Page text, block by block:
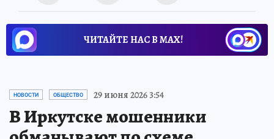
ЧИТАЙТЕ НАС В МАХ!
НОВОСТИ ОБЩЕСТВО 29 июня 2026 3:54
В Иркутске мошенники